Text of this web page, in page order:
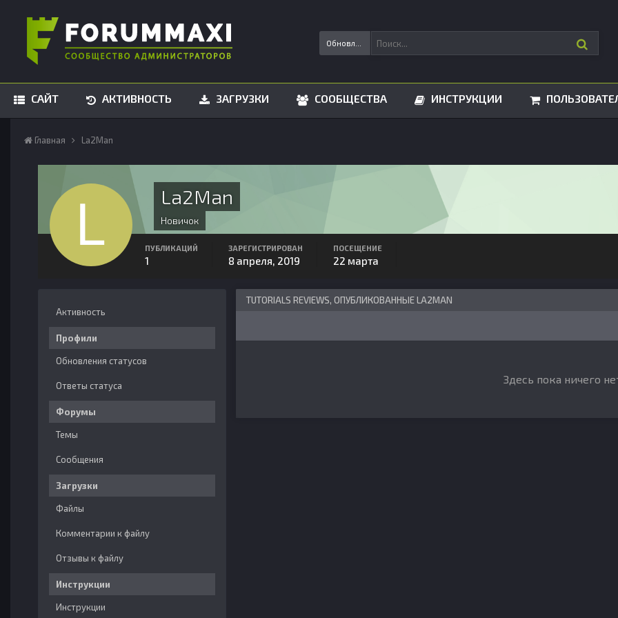
САЙТ АКТИВНОСТЬ ЗАГРУЗКИ СООБЩЕСТВА ИНСТРУКЦИИ
Главная La2Man
La2Man
Новичок
ПУБЛИКАЦИЙ
1
ЗАРЕГИСТРИРОВАН
8 апреля, 2019
ПОСЕЩЕНИЕ
22 марта
Активность
Профили
Обновления статусов
Ответы статуса
Форумы
Темы
Сообщения
Загрузки
Файлы
Комментарии к файлу
Отзывы к файлу
Инструкции
Инструкции
TUTORIALS REVIEWS, ОПУБЛИКОВАННЫЕ LA2MAN
Здесь пока ничего